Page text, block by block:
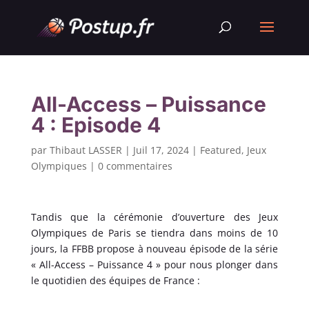
All-Access – Puissance
4 : Episode 4
par Thibaut LASSER | Juil 17, 2024| Featured, Jeux
Olympiques | 0 commentaires
Tandis que la cérémonie d’ouverture des Jeux
Olympiques de Paris se tiendra dans moins de 10
jours, la FFBB propose à nouveau épisode de la série
« All-Access – Puissance 4 » pour nous plonger dans
le quotidien des équipes de France :